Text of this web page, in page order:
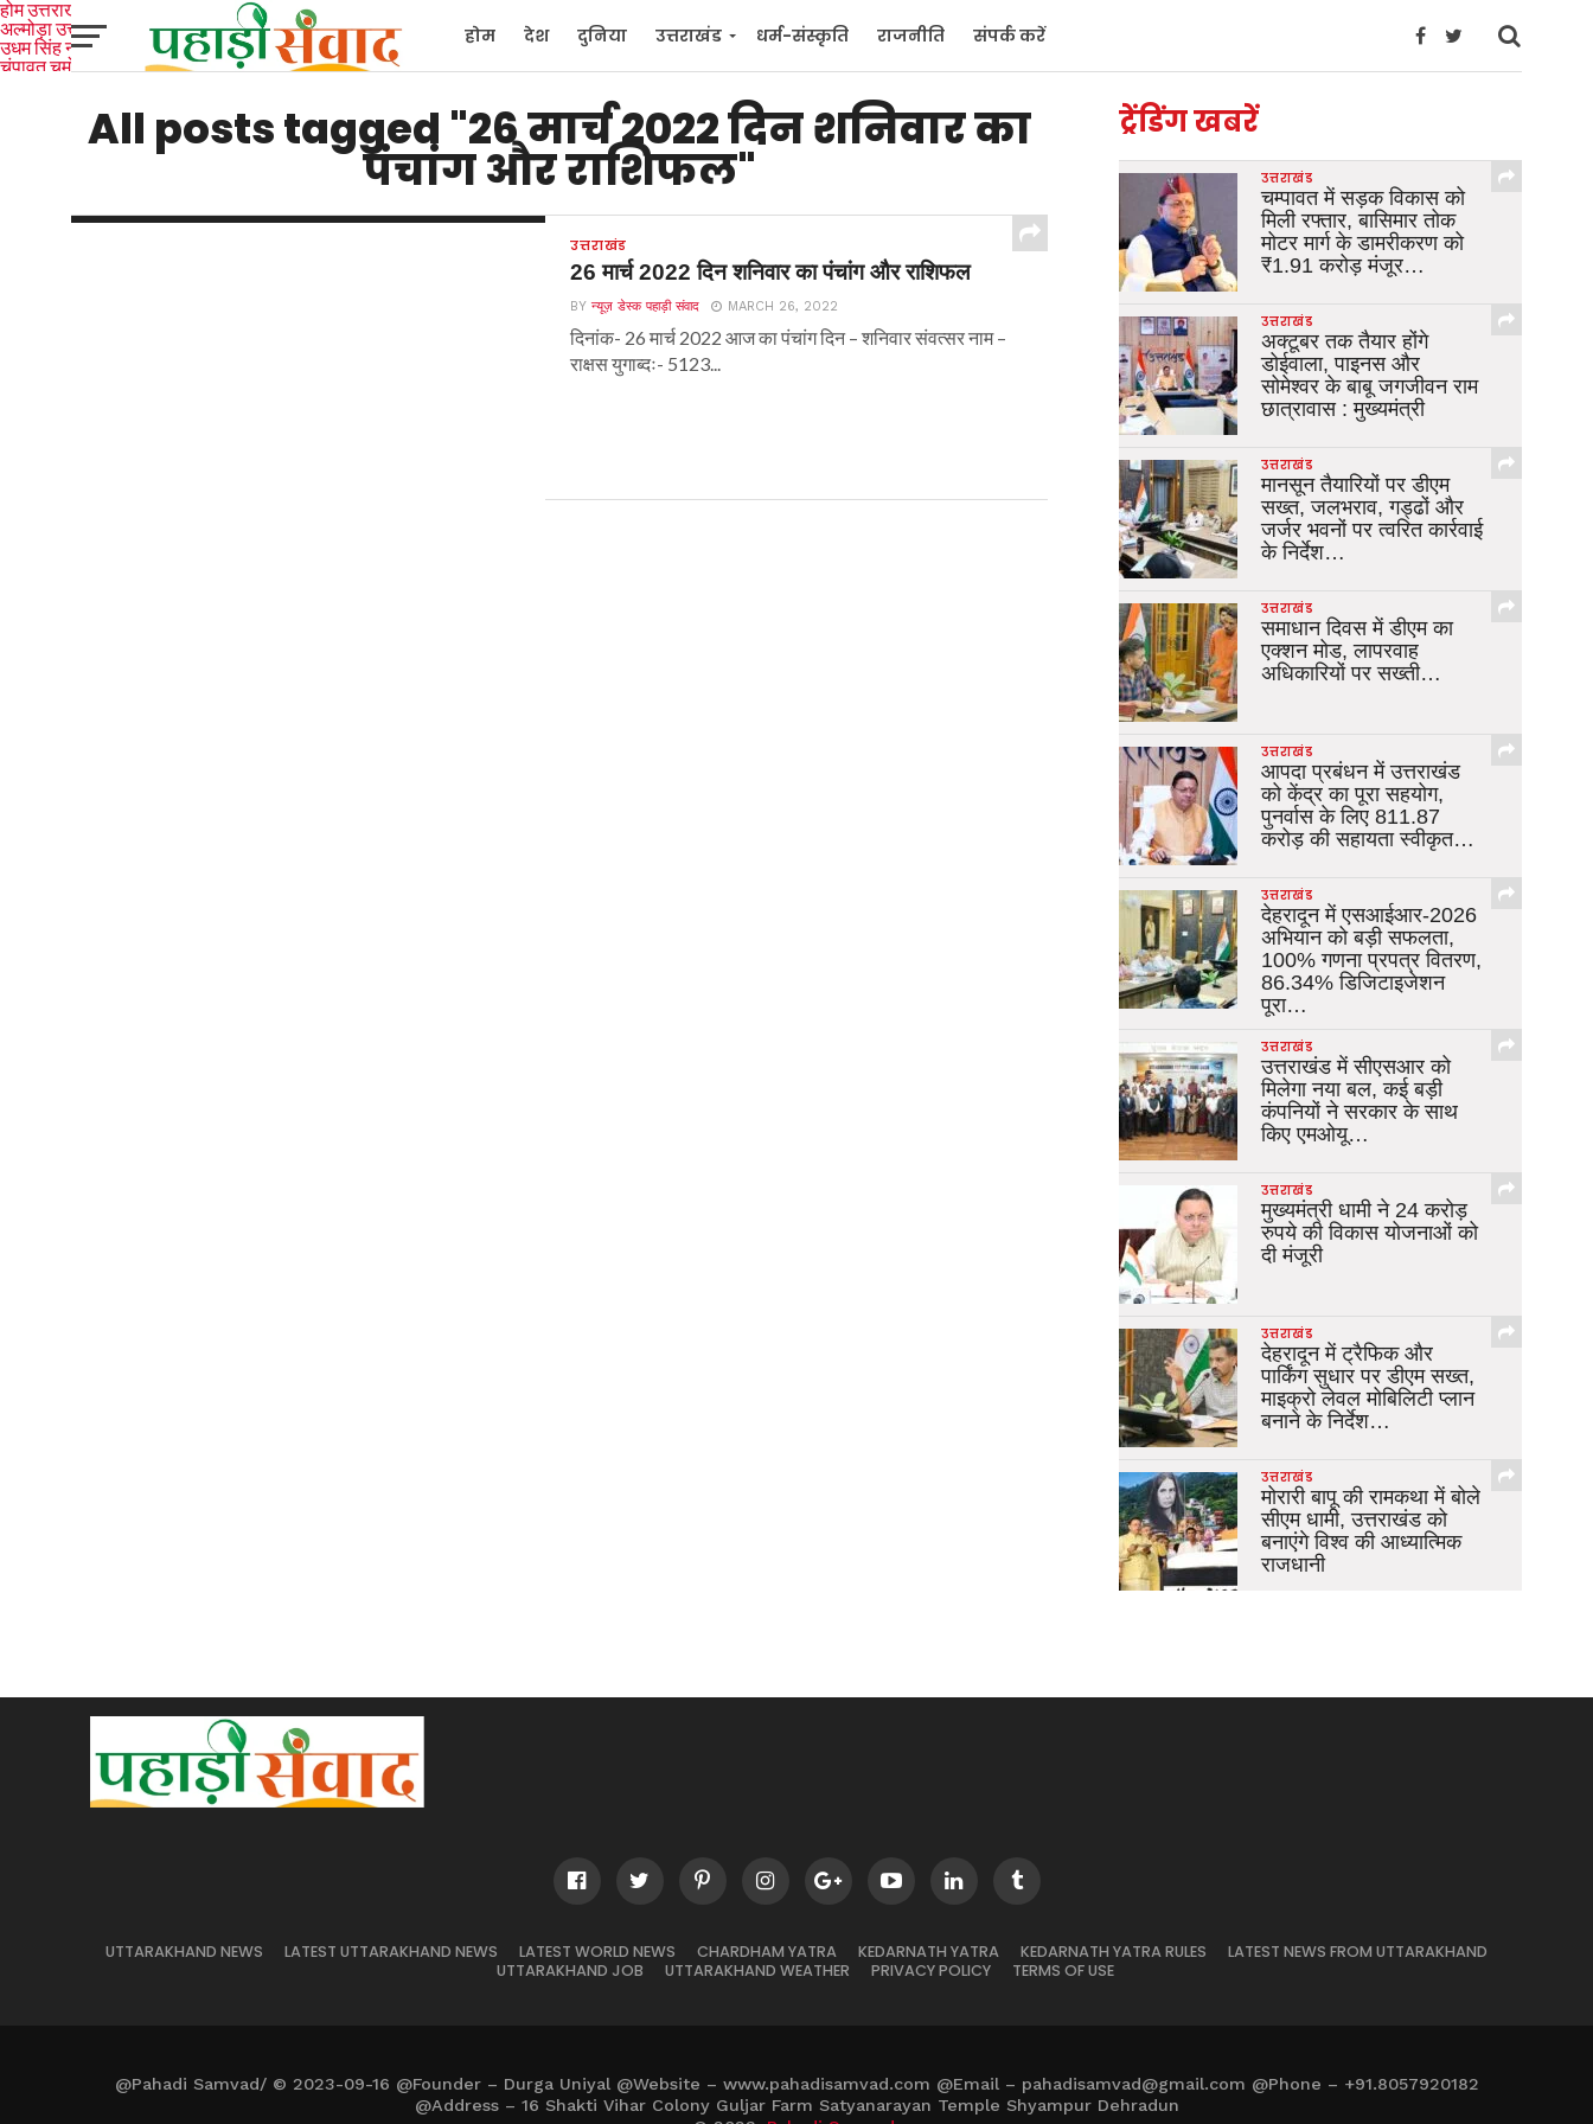
होम देश दुनिया उत्तराखंड धर्म-संस्कृति राजनीति संपर्क करें
होमउत्तराखंड
अल्मोड़ाउत्तरकाशी
उधम सिंह नगर
चंपावतचमोलीटिहरी
All posts tagged "26 मार्च 2022 दिन शनिवार का
पंचांग और राशिफल"
उत्तराखंड
26 मार्च 2022 दिन शनिवार का पंचांग और राशिफल
BYन्यूज़ डेस्क पहाड़ी संवाद MARCH 26, 2022
दिनांक- 26 मार्च 2022 आज का पंचांग दिन – शनिवार संवत्सर नाम –
राक्षस युगाब्दः- 5123...
ट्रेंडिंग खबरें
उत्तराखंड
चम्पावत में सड़क विकास को
मिली रफ्तार, बासिमार तोक
मोटर मार्ग के डामरीकरण को
₹1.91 करोड़ मंजूर…
उत्तराखंड
अक्टूबर तक तैयार होंगे
डोईवाला, पाइनस और
सोमेश्वर के बाबू जगजीवन राम
छात्रावास : मुख्यमंत्री
उत्तराखंड
मानसून तैयारियों पर डीएम
सख्त, जलभराव, गड्ढों और
जर्जर भवनों पर त्वरित कार्रवाई
के निर्देश…
उत्तराखंड
समाधान दिवस में डीएम का
एक्शन मोड, लापरवाह
अधिकारियों पर सख्ती…
उत्तराखंड
आपदा प्रबंधन में उत्तराखंड
को केंद्र का पूरा सहयोग,
पुनर्वास के लिए 811.87
करोड़ की सहायता स्वीकृत…
उत्तराखंड
देहरादून में एसआईआर-2026
अभियान को बड़ी सफलता,
100% गणना प्रपत्र वितरण,
86.34% डिजिटाइजेशन
पूरा…
उत्तराखंड
उत्तराखंड में सीएसआर को
मिलेगा नया बल, कई बड़ी
कंपनियों ने सरकार के साथ
किए एमओयू…
उत्तराखंड
मुख्यमंत्री धामी ने 24 करोड़
रुपये की विकास योजनाओं को
दी मंजूरी
उत्तराखंड
देहरादून में ट्रैफिक और
पार्किंग सुधार पर डीएम सख्त,
माइक्रो लेवल मोबिलिटी प्लान
बनाने के निर्देश…
उत्तराखंड
मोरारी बापू की रामकथा में बोले
सीएम धामी, उत्तराखंड को
बनाएंगे विश्व की आध्यात्मिक
राजधानी
UTTARAKHAND NEWS LATEST UTTARAKHAND NEWS LATEST WORLD NEWS CHARDHAM YATRA KEDARNATH YATRA KEDARNATH YATRA RULES
LATEST NEWS FROM UTTARAKHAND
UTTARAKHAND JOB
UTTARAKHAND WEATHER PRIVACY POLICY TERMS OF USE
@Pahadi Samvad/ © 2023-09-16 @Founder – Durga Uniyal @Website – www.pahadisamvad.com @Email – pahadisamvad@gmail.com @Phone – +91.8057920182
@Address – 16 Shakti Vihar Colony Guljar Farm Satyanarayan Temple Shyampur Dehradun